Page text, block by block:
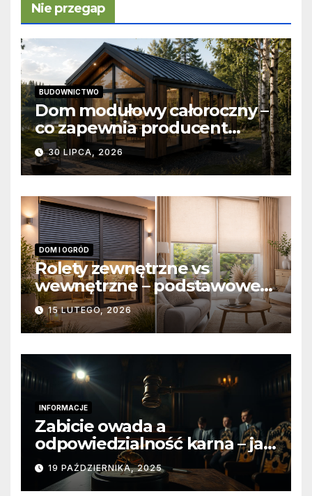
Nie przegap
BUDOWNICTWO
Dom modułowy całoroczny –
co zapewnia producent
domów modułowych?
30 LIPCA, 2026
DOM I OGRÓD
Rolety zewnętrzne vs
wewnętrzne – podstawowe
różnice konstrukcyjne i
funkcjonalne
15 LUTEGO, 2026
INFORMACJE
Zabicie owada a
odpowiedzialność karna – jak
wygląda to w praktyce?
19 PAŹDZIERNIKA, 2025